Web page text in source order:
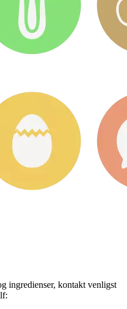
ingredienser, kontakt venligst